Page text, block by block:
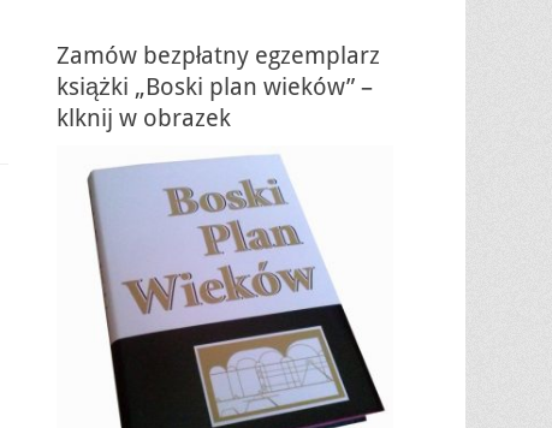
Zamów bezpłatny egzemplarz
książki „Boski plan wieków” –
klknij w obrazek